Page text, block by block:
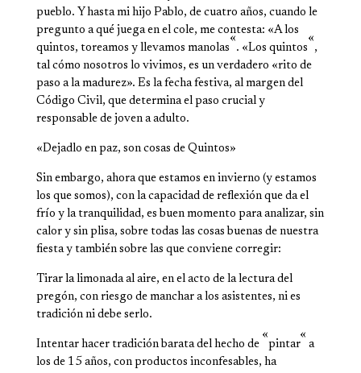
pueblo. Y hasta mi hijo Pablo, de cuatro años, cuando le
pregunto a qué juega en el cole, me contesta: «A los
quintos, to­reamos y llevamos manolas
«
. «Los quintos
«
,
tal cómo no­sotros lo vivimos, es un ver­dadero «rito de
paso a la madurez». Es la fecha festiva, al margen del
Código Civil, que determina el paso crucial y
responsable de joven a adulto.
«Dejadlo en paz, son cosas de Quintos»
Sin embargo, ahora que estamos en invierno (y estamos
los que somos), con la capacidad de reflexión que da el
frío y la tranquilidad, es buen momento para analizar, sin
calor y sin plisa, sobre to­das las cosas buenas de nues­tra
fiesta y también sobre las que conviene corregir:
Tirar la limonada al aire, en el acto de la lectura del
pregón, con riesgo de manchar a los asistentes, ni es
tradición ni debe serlo.
Intentar hacer tradición barata del hecho de
«
pintar
«
a
los de 15 años, con productos in­confesables, ha